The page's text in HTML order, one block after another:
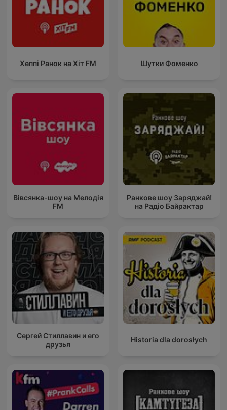
Хеппі Ранок на Хіт FM Шутки Фоменко
Вівсянка-шоу на Мелодія
FM
Ранкове шоу Заряджай!
на Радіо Байрактар
Сергей Стиллавин и его
друзья
Historia dla dorosłych